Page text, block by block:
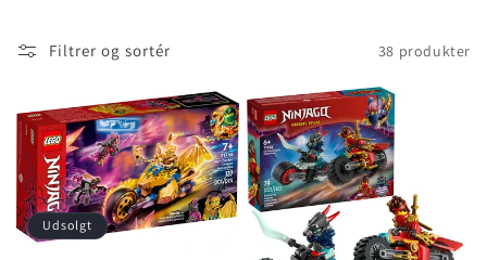
n
:
Filtrer og sortér 38 produkter
Udsolgt